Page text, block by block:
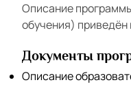
Описание
обучения)
Документы
Описание